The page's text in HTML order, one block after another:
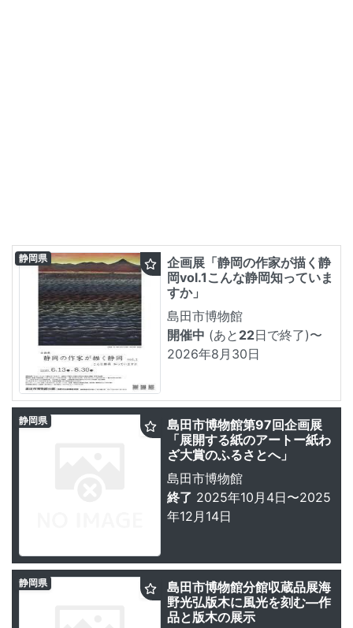
企画展「静岡の作家が描く静
岡vol.1こんな静岡知っていま
すか」
島田市博物館
開催中 (あと 22日で終了)〜
2026年8月30日
静岡県
島田市博物館第97回企画展
「展開する紙のアートー紙わ
ざ大賞のふるさとへ」
島田市博物館
終了 2025年10月4日〜2025
年12月14日
静岡県
島田市博物館分館収蔵品展海
野光弘版木に風光を刻む―作
品と版木の展示
静岡県